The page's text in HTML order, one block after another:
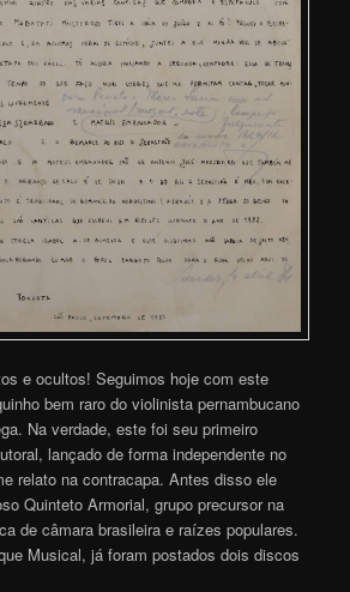
e ocultos! Seguimos hoje com este
bem raro do violinista pernambucano
Na verdade, este foi seu primeiro
lançado de forma independente no
relato na contracapa. Antes disso ele
Quinteto Armorial, grupo precursor na
de câmara brasileira e raízes populares.
Musical, já foram postados dois discos